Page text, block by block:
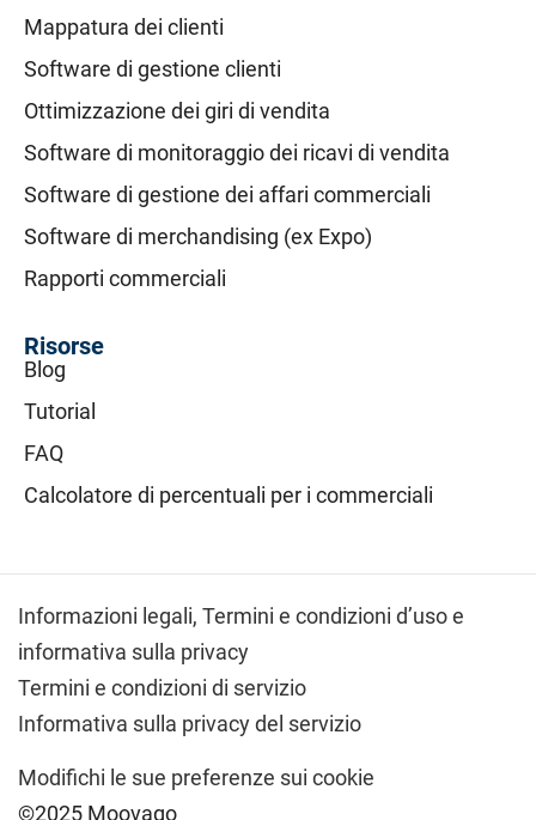
Mappatura dei clienti
Software di gestione clienti
Ottimizzazione dei giri di vendita
Software di monitoraggio dei ricavi di vendita
Software di gestione dei affari commerciali
Software di merchandising (ex Expo)
Rapporti commerciali
Risorse
Blog
Tutorial
FAQ
Calcolatore di percentuali per i commerciali
Informazioni legali, Termini e condizioni d’uso e
informativa sulla privacy
Termini e condizioni di servizio
Informativa sulla privacy del servizio
Modifichi le sue preferenze sui cookie
©2025 Moovago